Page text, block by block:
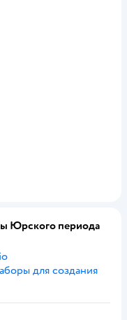
Юрского периода
для создания